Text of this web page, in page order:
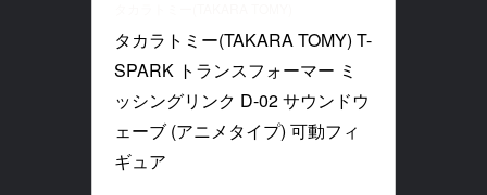
タカラトミー(TAKARA TOMY) T-
SPARK トランスフォーマー ミ
ッシングリンク D-02 サウンドウ
ェーブ (アニメタイプ) 可動フィ
ギュア